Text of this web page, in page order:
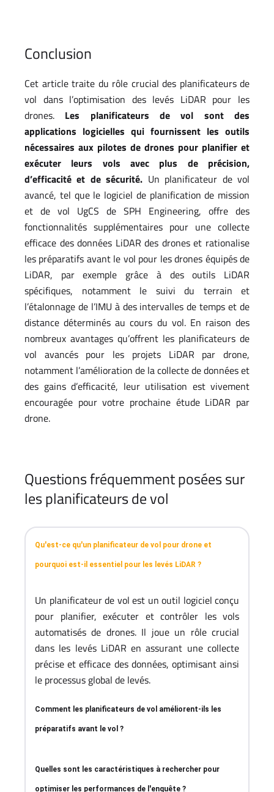
Conclusion
Cet article traite du rôle crucial des planificateurs de
vol dans l’optimisation des levés LiDAR pour les
drones. Les planificateurs de vol sont des
applications logicielles qui fournissent les outils
nécessaires aux pilotes de drones pour planifier et
exécuter leurs vols avec plus de précision,
d’efficacité et de sécurité. Un planificateur de vol
avancé, tel que le logiciel de planification de mission
et de vol UgCS de SPH Engineering, offre des
fonctionnalités supplémentaires pour une collecte
efficace des données LiDAR des drones et rationalise
les préparatifs avant le vol pour les drones équipés de
LiDAR, par exemple grâce à des outils LiDAR
spécifiques, notamment le suivi du terrain et
l’étalonnage de l’IMU à des intervalles de temps et de
distance déterminés au cours du vol. En raison des
nombreux avantages qu’offrent les planificateurs de
vol avancés pour les projets LiDAR par drone,
notamment l’amélioration de la collecte de données et
des gains d’efficacité, leur utilisation est vivement
encouragée pour votre prochaine étude LiDAR par
drone.
Questions fréquemment posées sur
les planificateurs de vol
Qu'est-ce qu'un planificateur de vol pour drone et
pourquoi est-il essentiel pour les levés LiDAR ?
Un planificateur de vol est un outil logiciel conçu
pour planifier, exécuter et contrôler les vols
automatisés de drones. Il joue un rôle crucial
dans les levés LiDAR en assurant une collecte
précise et efficace des données, optimisant ainsi
le processus global de levés.
Comment les planificateurs de vol améliorent-ils les
préparatifs avant le vol ?
Quelles sont les caractéristiques à rechercher pour
optimiser les performances de l'enquête ?